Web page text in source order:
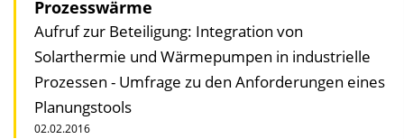
Prozesswärme
Aufruf zur Beteiligung: Integration von
Solarthermie und Wärmepumpen in industrielle
Prozessen - Umfrage zu den Anforderungen eines
Planungstools
02.02.2016